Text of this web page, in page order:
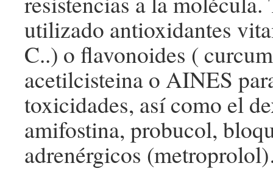
utilizado antioxidantes
C..) o flavonoides (
acetilcisteina o AINES
toxicidades, así como el
amifostina, probucol,
adrenérgicos